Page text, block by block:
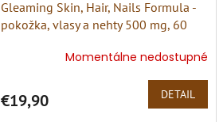
Gleaming Skin, Hair, Nails Formula -
pokožka, vlasy a nehty 500 mg, 60
Momentálne nedostupné
€19,90 DETAIL